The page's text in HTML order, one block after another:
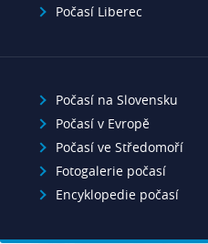
Počasí Liberec
Počasí na Slovensku
Počasí v Evropě
Počasí ve Středomoří
Fotogalerie počasí
Encyklopedie počasí